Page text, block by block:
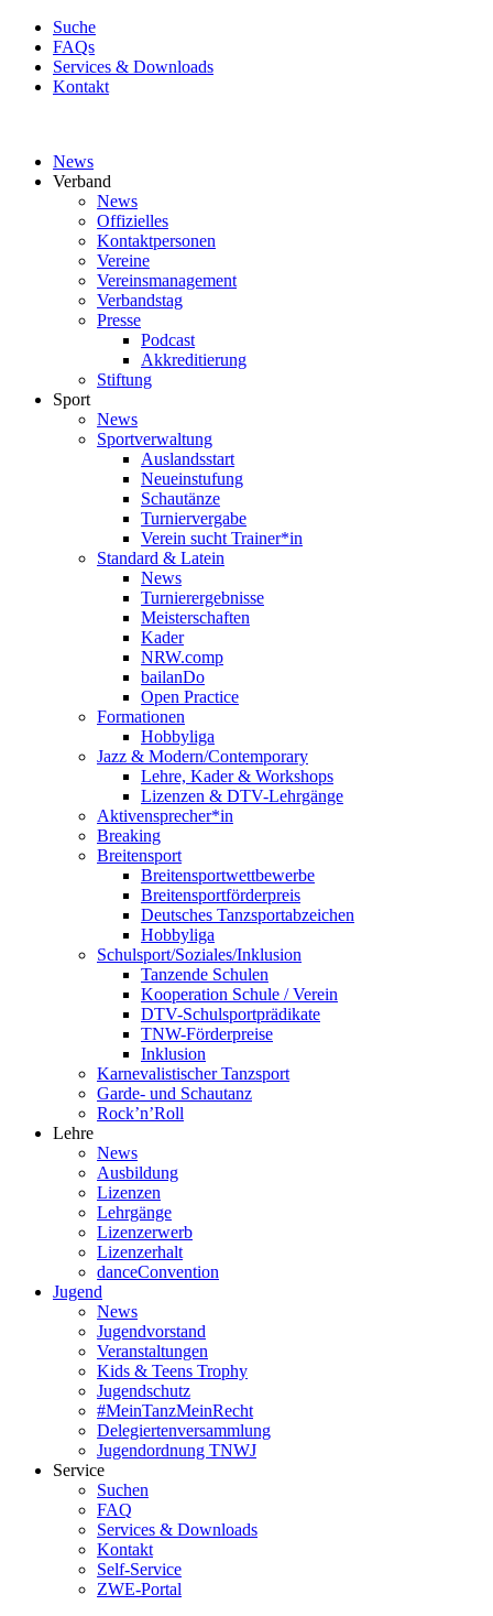
Suche
FAQs
Services & Downloads
Kontakt
News
Verband
News
Offizielles
Kontaktpersonen
Vereine
Vereinsmanagement
Verbandstag
Presse
Podcast
Akkreditierung
Stiftung
Sport
News
Sportverwaltung
Auslandsstart
Neueinstufung
Schautänze
Turniervergabe
Verein sucht Trainer*in
Standard & Latein
News
Turnierergebnisse
Meisterschaften
Kader
NRW.comp
bailanDo
Open Practice
Formationen
Hobbyliga
Jazz & Modern/Contemporary
Lehre, Kader & Workshops
Lizenzen & DTV-Lehrgänge
Aktivensprecher*in
Breaking
Breitensport
Breitensportwettbewerbe
Breitensportförderpreis
Deutsches Tanzsportabzeichen
Hobbyliga
Schulsport/Soziales/Inklusion
Tanzende Schulen
Kooperation Schule / Verein
DTV-Schulsportprädikate
TNW-Förderpreise
Inklusion
Karnevalistischer Tanzsport
Garde- und Schautanz
Rock’n’Roll
Lehre
News
Ausbildung
Lizenzen
Lehrgänge
Lizenzerwerb
Lizenzerhalt
danceConvention
Jugend
News
Jugendvorstand
Veranstaltungen
Kids & Teens Trophy
Jugendschutz
#MeinTanzMeinRecht
Delegiertenversammlung
Jugendordnung TNWJ
Service
Suchen
FAQ
Services & Downloads
Kontakt
Self-Service
ZWE-Portal